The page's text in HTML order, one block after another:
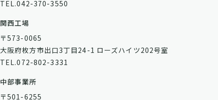
TEL.042-370-3550
関西工場
〒573-0065
大阪府枚方市出口3丁目24-1 ローズハイツ202号室
TEL.072-802-3331
中部事業所
〒501-6255